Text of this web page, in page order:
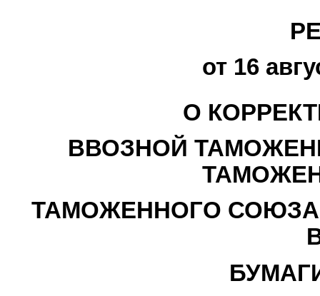
от 16
О
ВВОЗНОЙ
ТАМОЖЕННОГО